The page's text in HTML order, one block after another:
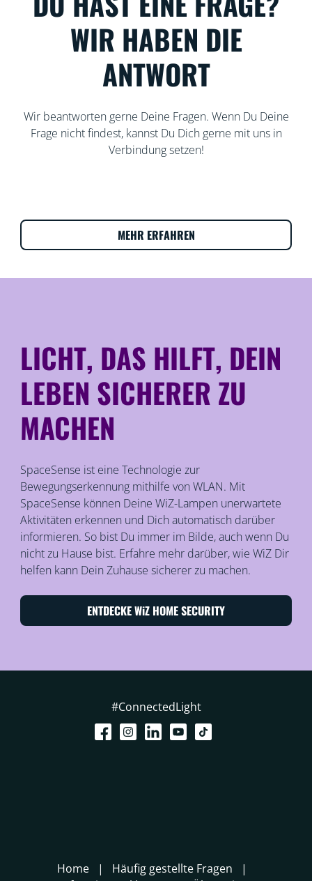
WIR HABEN DIE
ANTWORT
Wir beantworten gerne Deine Fragen. Wenn Du Deine
Frage nicht findest, kannst Du Dich gerne mit uns in
Verbindung setzen!
MEHR ERFAHREN
LICHT, DAS HILFT, DEIN
LEBEN SICHERER ZU
MACHEN
SpaceSense ist eine Technologie zur
Bewegungserkennung mithilfe von WLAN. Mit
SpaceSense können Deine WiZ-Lampen unerwartete
Aktivitäten erkennen und Dich automatisch darüber
informieren. So bist Du immer im Bilde, auch wenn Du
nicht zu Hause bist. Erfahre mehr darüber, wie WiZ Dir
helfen kann Dein Zuhause sicherer zu machen.
ENTDECKE WiZ HOME SECURITY
#ConnectedLight
Home
Häufig gestellte Fragen